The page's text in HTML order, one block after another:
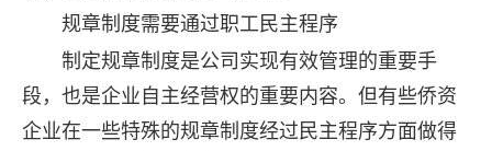
规章制度需要通过职工民主程序
制定规章制度是公司实现有效管理的重要手
段，也是企业自主经营权的重要内容。但有些侨资
企业在一些特殊的规章制度经过民主程序方面做得